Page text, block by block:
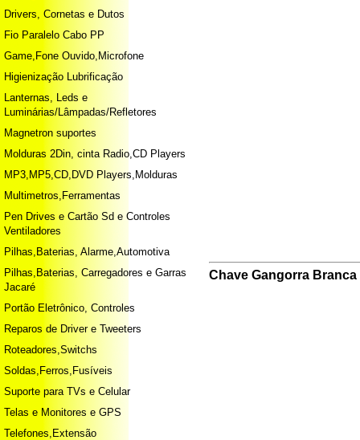
Drivers, Cornetas e Dutos
Fio Paralelo Cabo PP
Game,Fone Ouvido,Microfone
Higienização Lubrificação
Lanternas, Leds e
Luminárias/Lâmpadas/Refletores
Magnetron suportes
Molduras 2Din, cinta Radio,CD Players
MP3,MP5,CD,DVD Players,Molduras
Multimetros,Ferramentas
Pen Drives e Cartão Sd e Controles
Ventiladores
Pilhas,Baterias, Alarme,Automotiva
Pilhas,Baterias, Carregadores e Garras
Jacaré
Portão Eletrônico, Controles
Reparos de Driver e Tweeters
Roteadores,Switchs
Soldas,Ferros,Fusíveis
Suporte para TVs e Celular
Telas e Monitores e GPS
Telefones,Extensão
Chave Gangorra Branca